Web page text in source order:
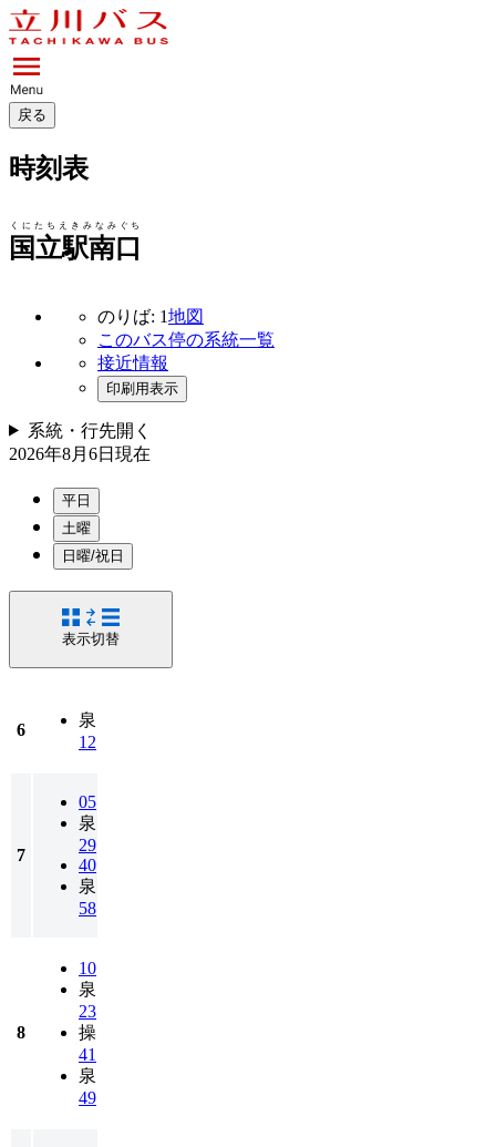
戻る
時刻表
国立駅南口
くにたちえきみなみぐち
のりば: 1地図
このバス停の系統一覧
接近情報
印刷用表示
系統・行先開く
2026年8月6日 現在
平日
土曜
日曜/祝日
表示切替
6
泉
12
7
05
泉
29
40
泉
58
8
10
泉
23
操
41
泉
49